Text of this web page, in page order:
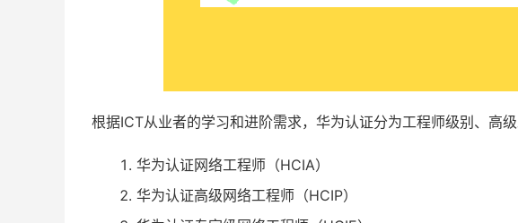
根据ICT从业者的学习和进阶需求，华为认证分为工程师级别、高
华为认证网络工程师（HCIA）
华为认证高级网络工程师（HCIP）